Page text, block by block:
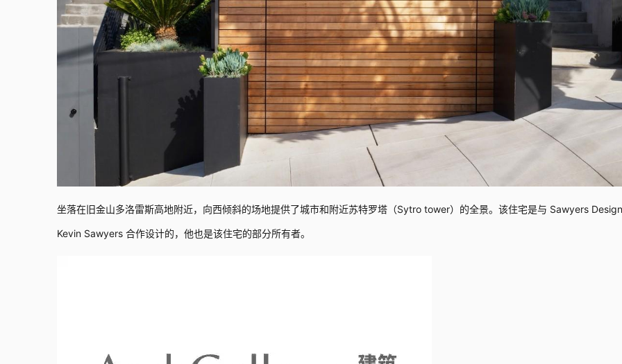
坐落在旧金山多洛雷斯高地附近，向西倾斜的场地提供了城市和附近苏特罗塔（Sytro tower）的全景。该住宅是与 Sawyers
Kevin Sawyers 合作设计的，他也是该住宅的部分所有者。